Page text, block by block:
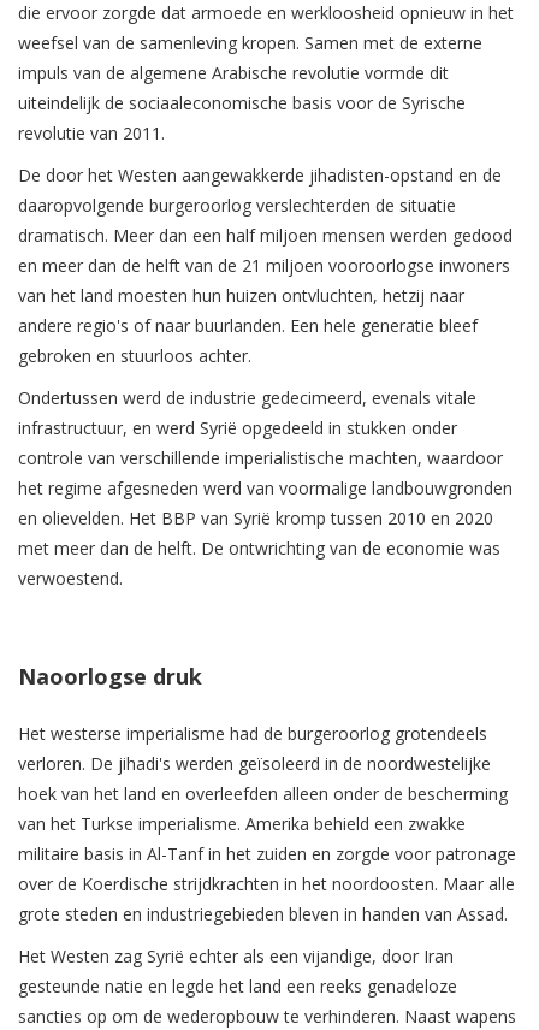
die ervoor zorgde dat armoede en werkloosheid opnieuw in het
weefsel van de samenleving kropen. Samen met de externe
impuls van de algemene Arabische revolutie vormde dit
uiteindelijk de sociaaleconomische basis voor de Syrische
revolutie van 2011.
De door het Westen aangewakkerde jihadisten-opstand en de
daaropvolgende burgeroorlog verslechterden de situatie
dramatisch. Meer dan een half miljoen mensen werden gedood
en meer dan de helft van de 21 miljoen vooroorlogse inwoners
van het land moesten hun huizen ontvluchten, hetzij naar
andere regio's of naar buurlanden. Een hele generatie bleef
gebroken en stuurloos achter.
Ondertussen werd de industrie gedecimeerd, evenals vitale
infrastructuur, en werd Syrië opgedeeld in stukken onder
controle van verschillende imperialistische machten, waardoor
het regime afgesneden werd van voormalige landbouwgronden
en olievelden. Het BBP van Syrië kromp tussen 2010 en 2020
met meer dan de helft. De ontwrichting van de economie was
verwoestend.
Naoorlogse druk
Het westerse imperialisme had de burgeroorlog grotendeels
verloren. De jihadi's werden geïsoleerd in de noordwestelijke
hoek van het land en overleefden alleen onder de bescherming
van het Turkse imperialisme. Amerika behield een zwakke
militaire basis in Al-Tanf in het zuiden en zorgde voor patronage
over de Koerdische strijdkrachten in het noordoosten. Maar alle
grote steden en industriegebieden bleven in handen van Assad.
Het Westen zag Syrië echter als een vijandige, door Iran
gesteunde natie en legde het land een reeks genadeloze
sancties op om de wederopbouw te verhinderen. Naast wapens